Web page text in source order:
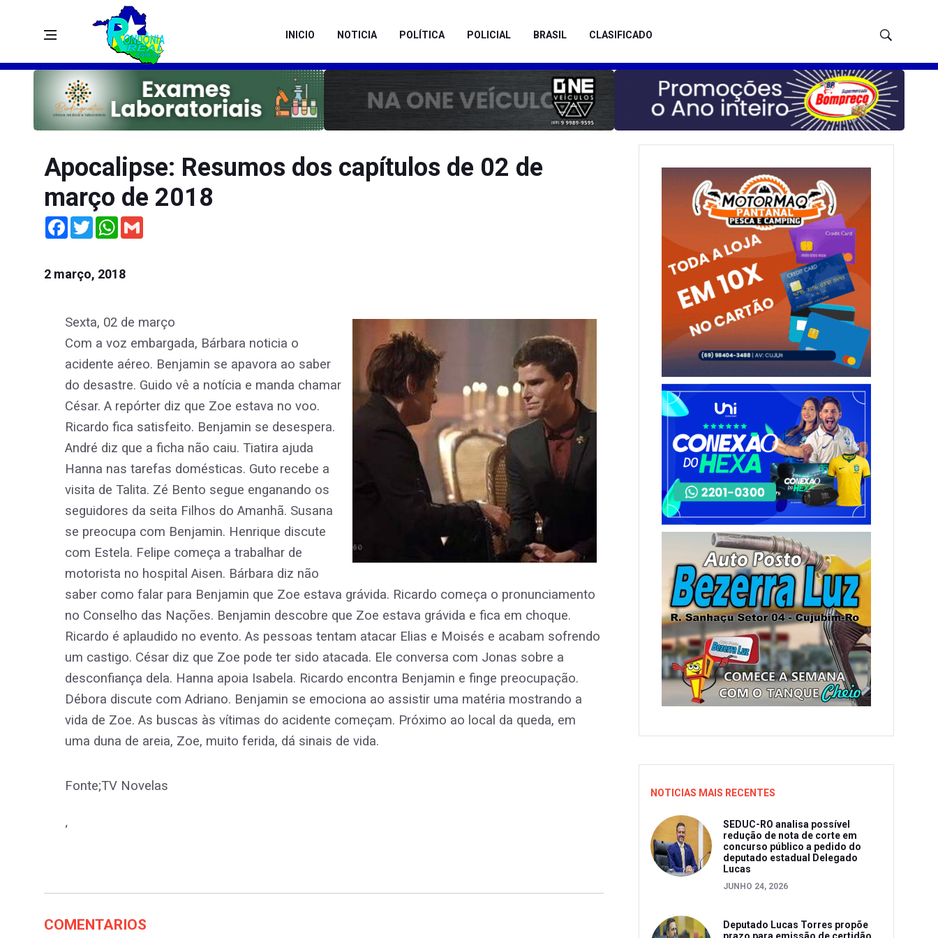
INICIO NOTICIA POLÍTICA POLICIAL BRASIL CLASIFICADO
Apocalipse: Resumos dos capítulos de 02 de
março de 2018
Facebook
TwitterWhatsApp
2 março, 2018
Sexta, 02 de março
Com a voz embargada, Bárbara noticia o
acidente aéreo. Benjamin se apavora ao saber
do desastre. Guido vê a notícia e manda chamar
César. A repórter diz que Zoe estava no voo.
Ricardo fica satisfeito. Benjamin se desespera.
André diz que a ficha não caiu. Tiatira ajuda
Hanna nas tarefas domésticas. Guto recebe a
visita de Talita. Zé Bento segue enganando os
seguidores da seita Filhos do Amanhã. Susana
se preocupa com Benjamin. Henrique discute
com Estela. Felipe começa a trabalhar de
motorista no hospital Aisen. Bárbara diz não
saber como falar para Benjamin que Zoe estava grávida. Ricardo começa o pronunciamento
no Conselho das Nações. Benjamin descobre que Zoe estava grávida e fica em choque.
Ricardo é aplaudido no evento. As pessoas tentam atacar Elias e Moisés e acabam sofrendo
um castigo. César diz que Zoe pode ter sido atacada. Ele conversa com Jonas sobre a
desconfiança dela. Hanna apoia Isabela. Ricardo encontra Benjamin e finge preocupação.
Débora discute com Adriano. Benjamin se emociona ao assistir uma matéria mostrando a
vida de Zoe. As buscas às vítimas do acidente começam. Próximo ao local da queda, em
uma duna de areia, Zoe, muito ferida, dá sinais de vida.
Fonte;TV Novelas
‘
COMENTARIOS
NOTICIAS MAIS RECENTES
SEDUC-RO analisa possível
redução de nota de corte em
concurso público a pedido do
deputado estadual Delegado
Lucas
JUNHO 24, 2026
Deputado Lucas Torres propõe